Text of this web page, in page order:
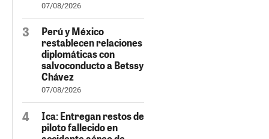
07/08/2026
Perú y México
restablecen relaciones
diplomáticas con
salvoconducto a Betssy
Chávez
07/08/2026
Ica: Entregan restos de
piloto fallecido en